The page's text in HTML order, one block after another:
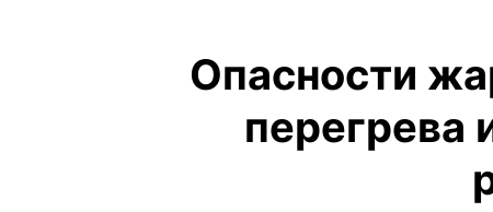
Опасности
перегрева